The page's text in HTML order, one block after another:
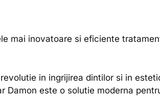
mai inovatoare si eficiente
in ingrijirea dintilor si in
este o solutie moderna